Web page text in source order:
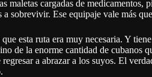
maletas cargadas de
a sobrevivir. Ese equipaje vale más
esta ruta era muy necesaria. Y
de la enorme cantidad de cubanos
a abrazar a los suyos. El